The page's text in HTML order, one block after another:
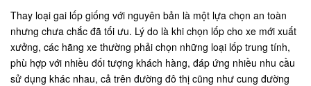
Thay loại gai lốp giống với nguyên bản là một lựa chọn an toàn
nhưng chưa chắc đã tối ưu. Lý do là khi chọn lốp cho xe mới xuất
xưởng, các hãng xe thường phải chọn những loại lốp trung tính,
phù hợp với nhiều đối tượng khách hàng, đáp ứng nhiều nhu cầu
sử dụng khác nhau, cả trên đường đô thị cũng như cung đường